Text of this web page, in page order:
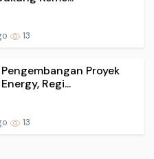
13
Proyek
Regi...
13